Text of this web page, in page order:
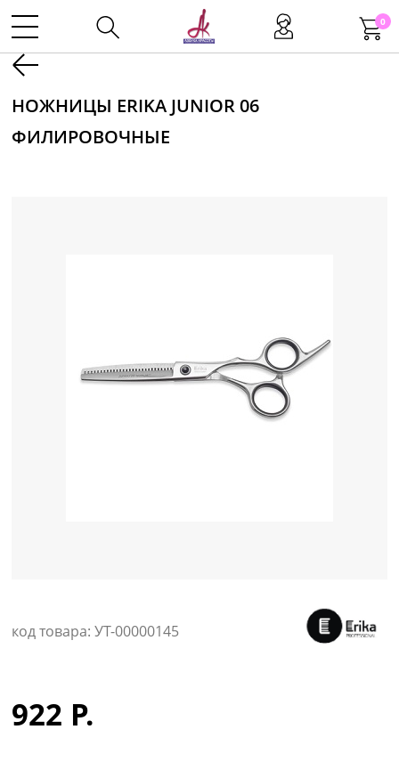
0
Инструменты
Одноразовая продукция
НОЖНИЦЫ ERIKA JUNIOR 06
ФИЛИРОВОЧНЫЕ
код товара: УТ-00000145
922 Р.